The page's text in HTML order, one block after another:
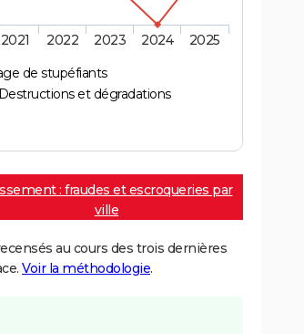
de stupéfiants
Destructions et dégradations
2021 2022 2023 2024 2025
: fraudes et escroqueries par
ville
au cours des trois dernières
Voir la méthodologie.